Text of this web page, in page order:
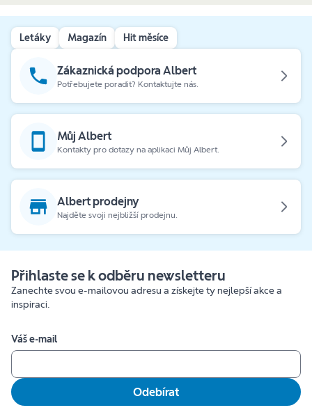
Letáky Magazín Hit měsíce
Zákaznická podpora Albert
Potřebujete poradit? Kontaktujte nás.
Můj Albert
Kontakty pro dotazy na aplikaci Můj Albert.
Albert prodejny
Najděte svoji nejbližší prodejnu.
Přihlaste se k odběru newsletteru
Zanechte svou e-mailovou adresu a získejte ty nejlepší akce a
inspiraci.
Váš e-mail
Odebírat